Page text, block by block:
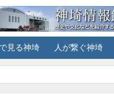
見る神埼 人が繋ぐ神埼